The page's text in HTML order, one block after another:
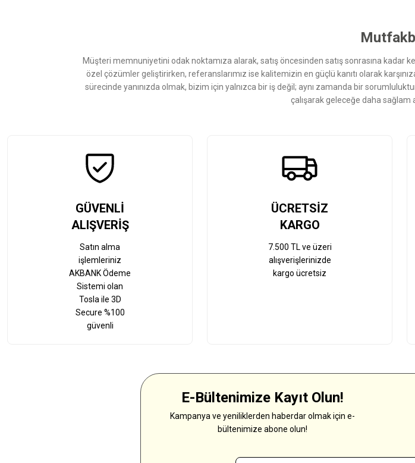
Bu ürüne benzer farklı alternatifler olmalı.
Müşteri memnuniyetini odak noktamıza alarak, satış öncesinden satış sonrasına
özel çözümler geliştirirken, referanslarımız ise kalitemizin en güçlü kanıtı olarak
sürecinde yanınızda olmak, bizim için yalnızca bir iş değil; aynı zamanda bir
çalışarak geleceğe daha sağlam
GÜVENLİ
ALIŞVERİŞ
Satın alma
işlemleriniz
AKBANK Ödeme
Sistemi olan
Tosla ile 3D
Secure %100
güvenli
ÜCRETSİZ
KARGO
7.500 TL ve üzeri
alışverişlerinizde
kargo ücretsiz
E-Bültenimize Kayıt Olun!
Kampanya ve yeniliklerden haberdar olmak için e-
bültenimize abone olun!